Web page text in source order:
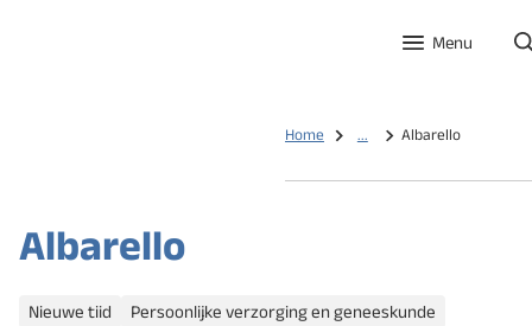
Menu
Home ... Albarello
Albarello
Nieuwe tiid
Persoonlijke verzorging en geneeskunde